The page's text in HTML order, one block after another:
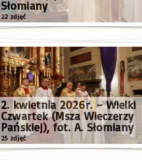
Słomiany
22 zdjęć
2. kwietnia 2026r. – Wielki
Czwartek (Msza Wieczerzy
Pańskiej), fot. A. Słomiany
25 zdjęć